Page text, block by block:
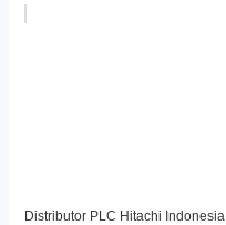
Distributor PLC Hitachi Indonesia